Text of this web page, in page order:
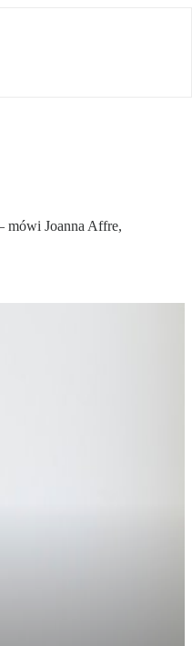
mówi Joanna Affre,